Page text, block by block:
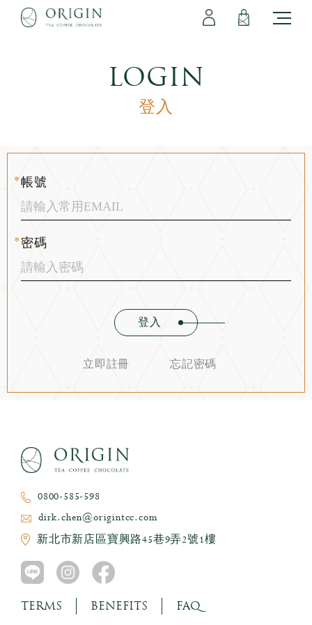
LOGIN
登入
帳號
密碼
登入
立即註冊 忘記密碼
0800-585-598
dirk.chen@origintcc.com
新北市新店區寶興路45巷9弄2號1樓
TERMS BENEFITS FAQ